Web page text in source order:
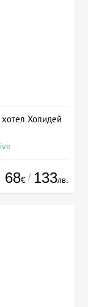
Холидей
68€ / 133лв.